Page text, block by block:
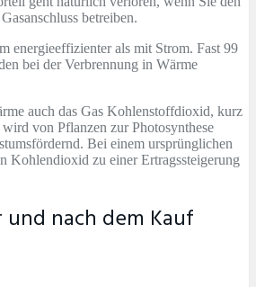
betreiben.
energieeffizienter als mit Strom. Fast 99
bei der Verbrennung in Wärme
auch das Gas Kohlenstoffdioxid, kurz
von Pflanzen zur Photosynthese
Bei einem ursprünglichen
Kohlendioxid zu einer Ertragssteigerung
nach dem Kauf